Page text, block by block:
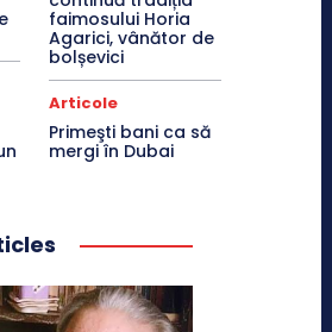
faimosului Horia
Agarici, vânător de
bolșevici
Articole
Primeşti bani ca să
mergi în Dubai